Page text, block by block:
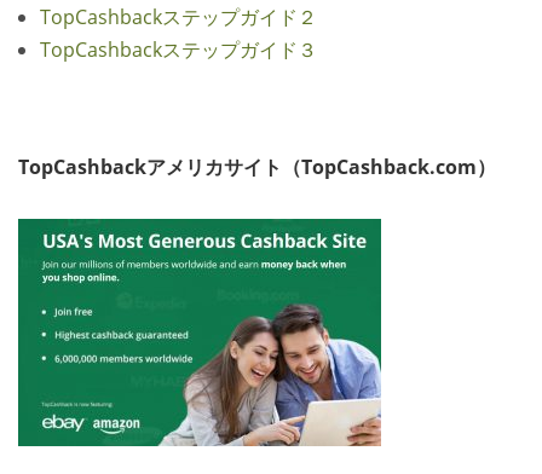
TopCashbackステップガイド２
TopCashbackステップガイド３
TopCashbackアメリカサイト（TopCashback.com）